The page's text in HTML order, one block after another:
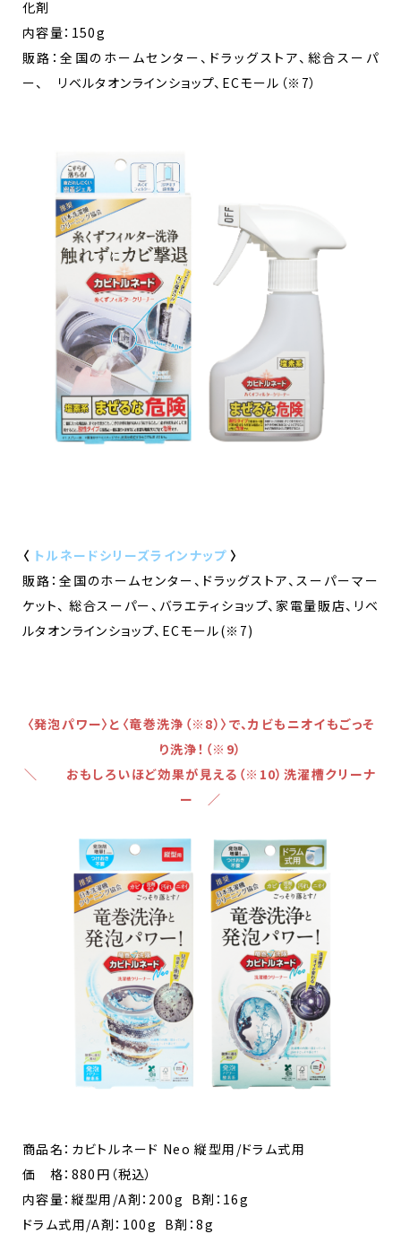
化剤
内容量：150g
販路：全国のホームセンター、ドラッグストア、総合スーパ
ー、 リベルタオンラインショップ、ECモール（※7）
〈 トルネードシリーズラインナップ 〉
販路：全国のホームセンター、ドラッグストア、スーパーマー
ケット、 総合スーパー、バラエティショップ、家電量販店、リベ
ルタオンラインショップ、ECモール(※7)
〈発泡パワー〉と〈竜巻洗浄（※8）〉で、カビもニオイもごっそ
り洗浄！（※9）
＼ おもしろいほど効果が見える（※10）洗濯槽クリーナ
ー ／
商品名：カビトルネード Neo 縦型用/ドラム式用
価 格：880円（税込）
内容量：縦型用/A剤：200g B剤：16g
ドラム式用/A剤：100g B剤：8g